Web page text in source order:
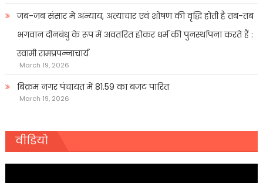
जब-जब संसार में अन्याय, अत्याचार एवं शोषण की वृद्धि होती है तब-तब
भगवान दीनबंधु के रूप में अवतरित होकर धर्म की पुनर्स्थापना करते हैं :
स्वामी रामप्रपन्नाचार्य
March 19, 2026
बिक्रम नगर पंचायत में 81.59 का बजट पारित
March 19, 2026
वीडियो